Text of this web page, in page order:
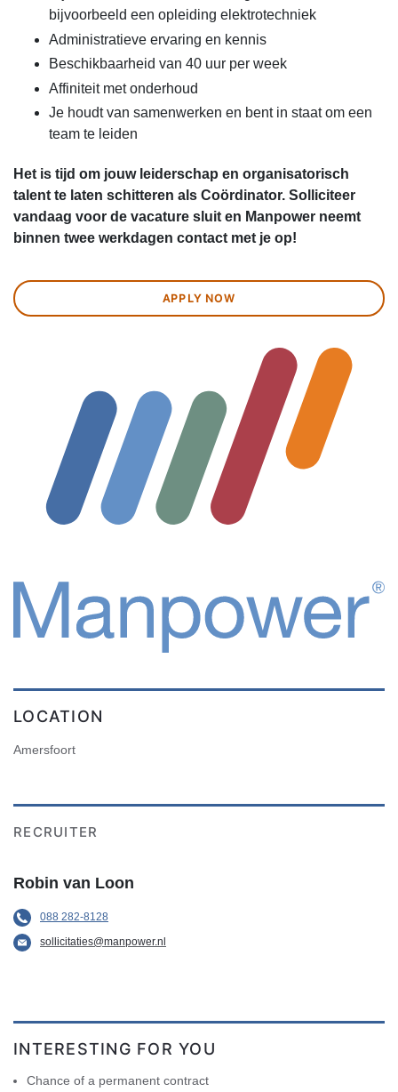
bijvoorbeeld een opleiding elektrotechniek
Administratieve ervaring en kennis
Beschikbaarheid van 40 uur per week
Affiniteit met onderhoud
Je houdt van samenwerken en bent in staat om een
team te leiden
Het is tijd om jouw leiderschap en organisatorisch
talent te laten schitteren als Coördinator. Solliciteer
vandaag voor de vacature sluit en Manpower neemt
binnen twee werkdagen contact met je op!
APPLY NOW
LOCATION
Amersfoort
RECRUITER
Robin van Loon
088 282-8128
sollicitaties@manpower.nl
INTERESTING FOR YOU
Chance of a permanent contract